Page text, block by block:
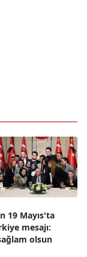
19 Mayıs'ta
mesajı:
olsun